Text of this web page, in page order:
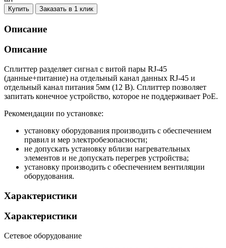
Купить Заказать в 1 клик
Описание
Описание
Сплиттер разделяет сигнал с витой пары RJ-45
(данные+питание) на отдельный канал данных RJ-45 и
отдельный канал питания 5мм (12 В). Сплиттер позволяет
запитать конечное устройство, которое не поддерживает PoE.
Рекомендации по установке:
установку оборудования производить с обеспечением
правил и мер электробезопасности;
не допускать установку вблизи нагревательных
элементов и не допускать перегрев устройства;
установку производить с обеспечением вентиляции
оборудования.
Характеристики
Характеристики
Сетевое оборудование